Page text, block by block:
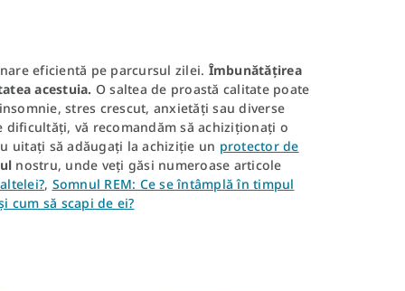
eficientă pe parcursul zilei. Îmbunătățirea
acestuia. O saltea de proastă calitate poate
stres crescut, anxietăți sau diverse
vă recomandăm să achiziționați o
uitați să adăugați la achiziție un protector de
nostru, unde veți găsi numeroase articole
, Somnul REM: Ce se întâmplă în timpul
cum să scapi de ei?